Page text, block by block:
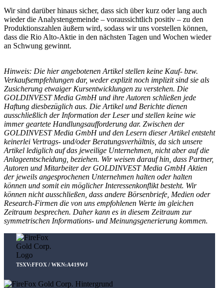
Wir sind darüber hinaus sicher, dass sich über kurz oder lang auch
wieder die Analystengemeinde – voraussichtlich positiv – zu den
Produktionszahlen äußern wird, sodass wir uns vorstellen können,
dass die Rio Alto-Aktie in den nächsten Tagen und Wochen wieder
an Schwung gewinnt.
Hinweis: Die hier angebotenen Artikel stellen keine Kauf- bzw.
Verkaufsempfehlungen dar, weder explizit noch implizit sind sie als
Zusicherung etwaiger Kursentwicklungen zu verstehen. Die
GOLDINVEST Media GmbH und ihre Autoren schließen jede
Haftung diesbezüglich aus. Die Artikel und Berichte dienen
ausschließlich der Information der Leser und stellen keine wie
immer geartete Handlungsaufforderung dar. Zwischen der
GOLDINVEST Media GmbH und den Lesern dieser Artikel entsteht
keinerlei Vertrags- und/oder Beratungsverhältnis, da sich unsere
Artikel lediglich auf das jeweilige Unternehmen, nicht aber auf die
Anlageentscheidung, beziehen. Wir weisen darauf hin, dass Partner,
Autoren und Mitarbeiter der GOLDINVEST Media GmbH Aktien
der jeweils angesprochenen Unternehmen halten oder halten
können und somit ein möglicher Interessenkonflikt besteht. Wir
können nicht ausschließen, dass andere Börsenbriefe, Medien oder
Research-Firmen die von uns empfohlenen Werte im gleichen
Zeitraum besprechen. Daher kann es in diesem Zeitraum zur
symmetrischen Informations- und Meinungsgenerierung kommen.
TSXV:FFOX / WKN:A419WJ